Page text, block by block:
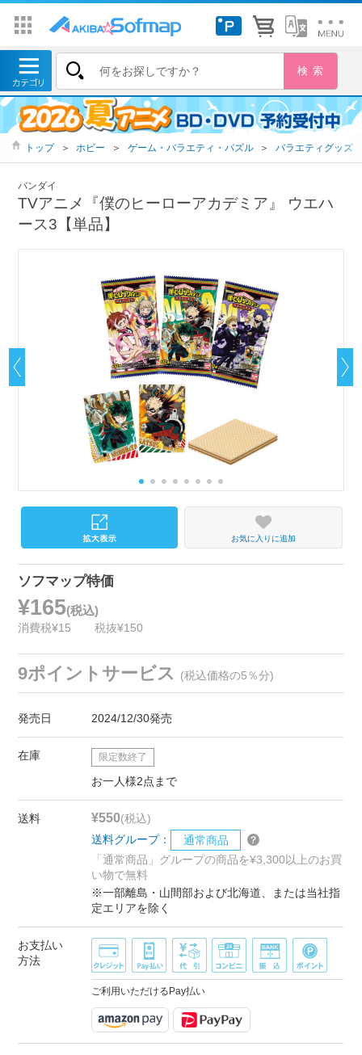
トップ ＞ ホビー ＞ ゲーム・バラエティ・パズル ＞ バラエティグッズ
バンダイ
TVアニメ『僕のヒーローアカデミア』 ウエハ
ース3【単品】
お気に入りに追加
ソフマップ特価
¥165(税込)
消費税¥15 税抜¥150
9ポイントサービス (税込価格の5％分)
発売日 2024/12/30発売
在庫 限定数終了
お一人様2点まで
送料 ¥550(税込)
送料グループ：
通常商品
「通常商品」グループの商品を¥3,300以上のお買
い物で無料
※一部離島・山間部および北海道、または当社指
定エリアを除く
お支払い
方法
ご利用いただけるPay払い